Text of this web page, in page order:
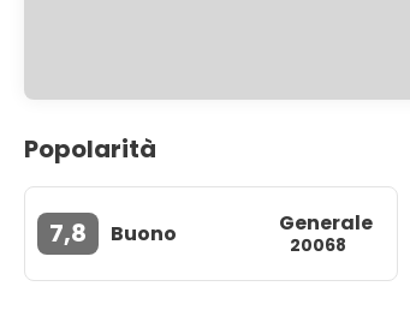
Popolarità
7,8 Buono Generale
20068